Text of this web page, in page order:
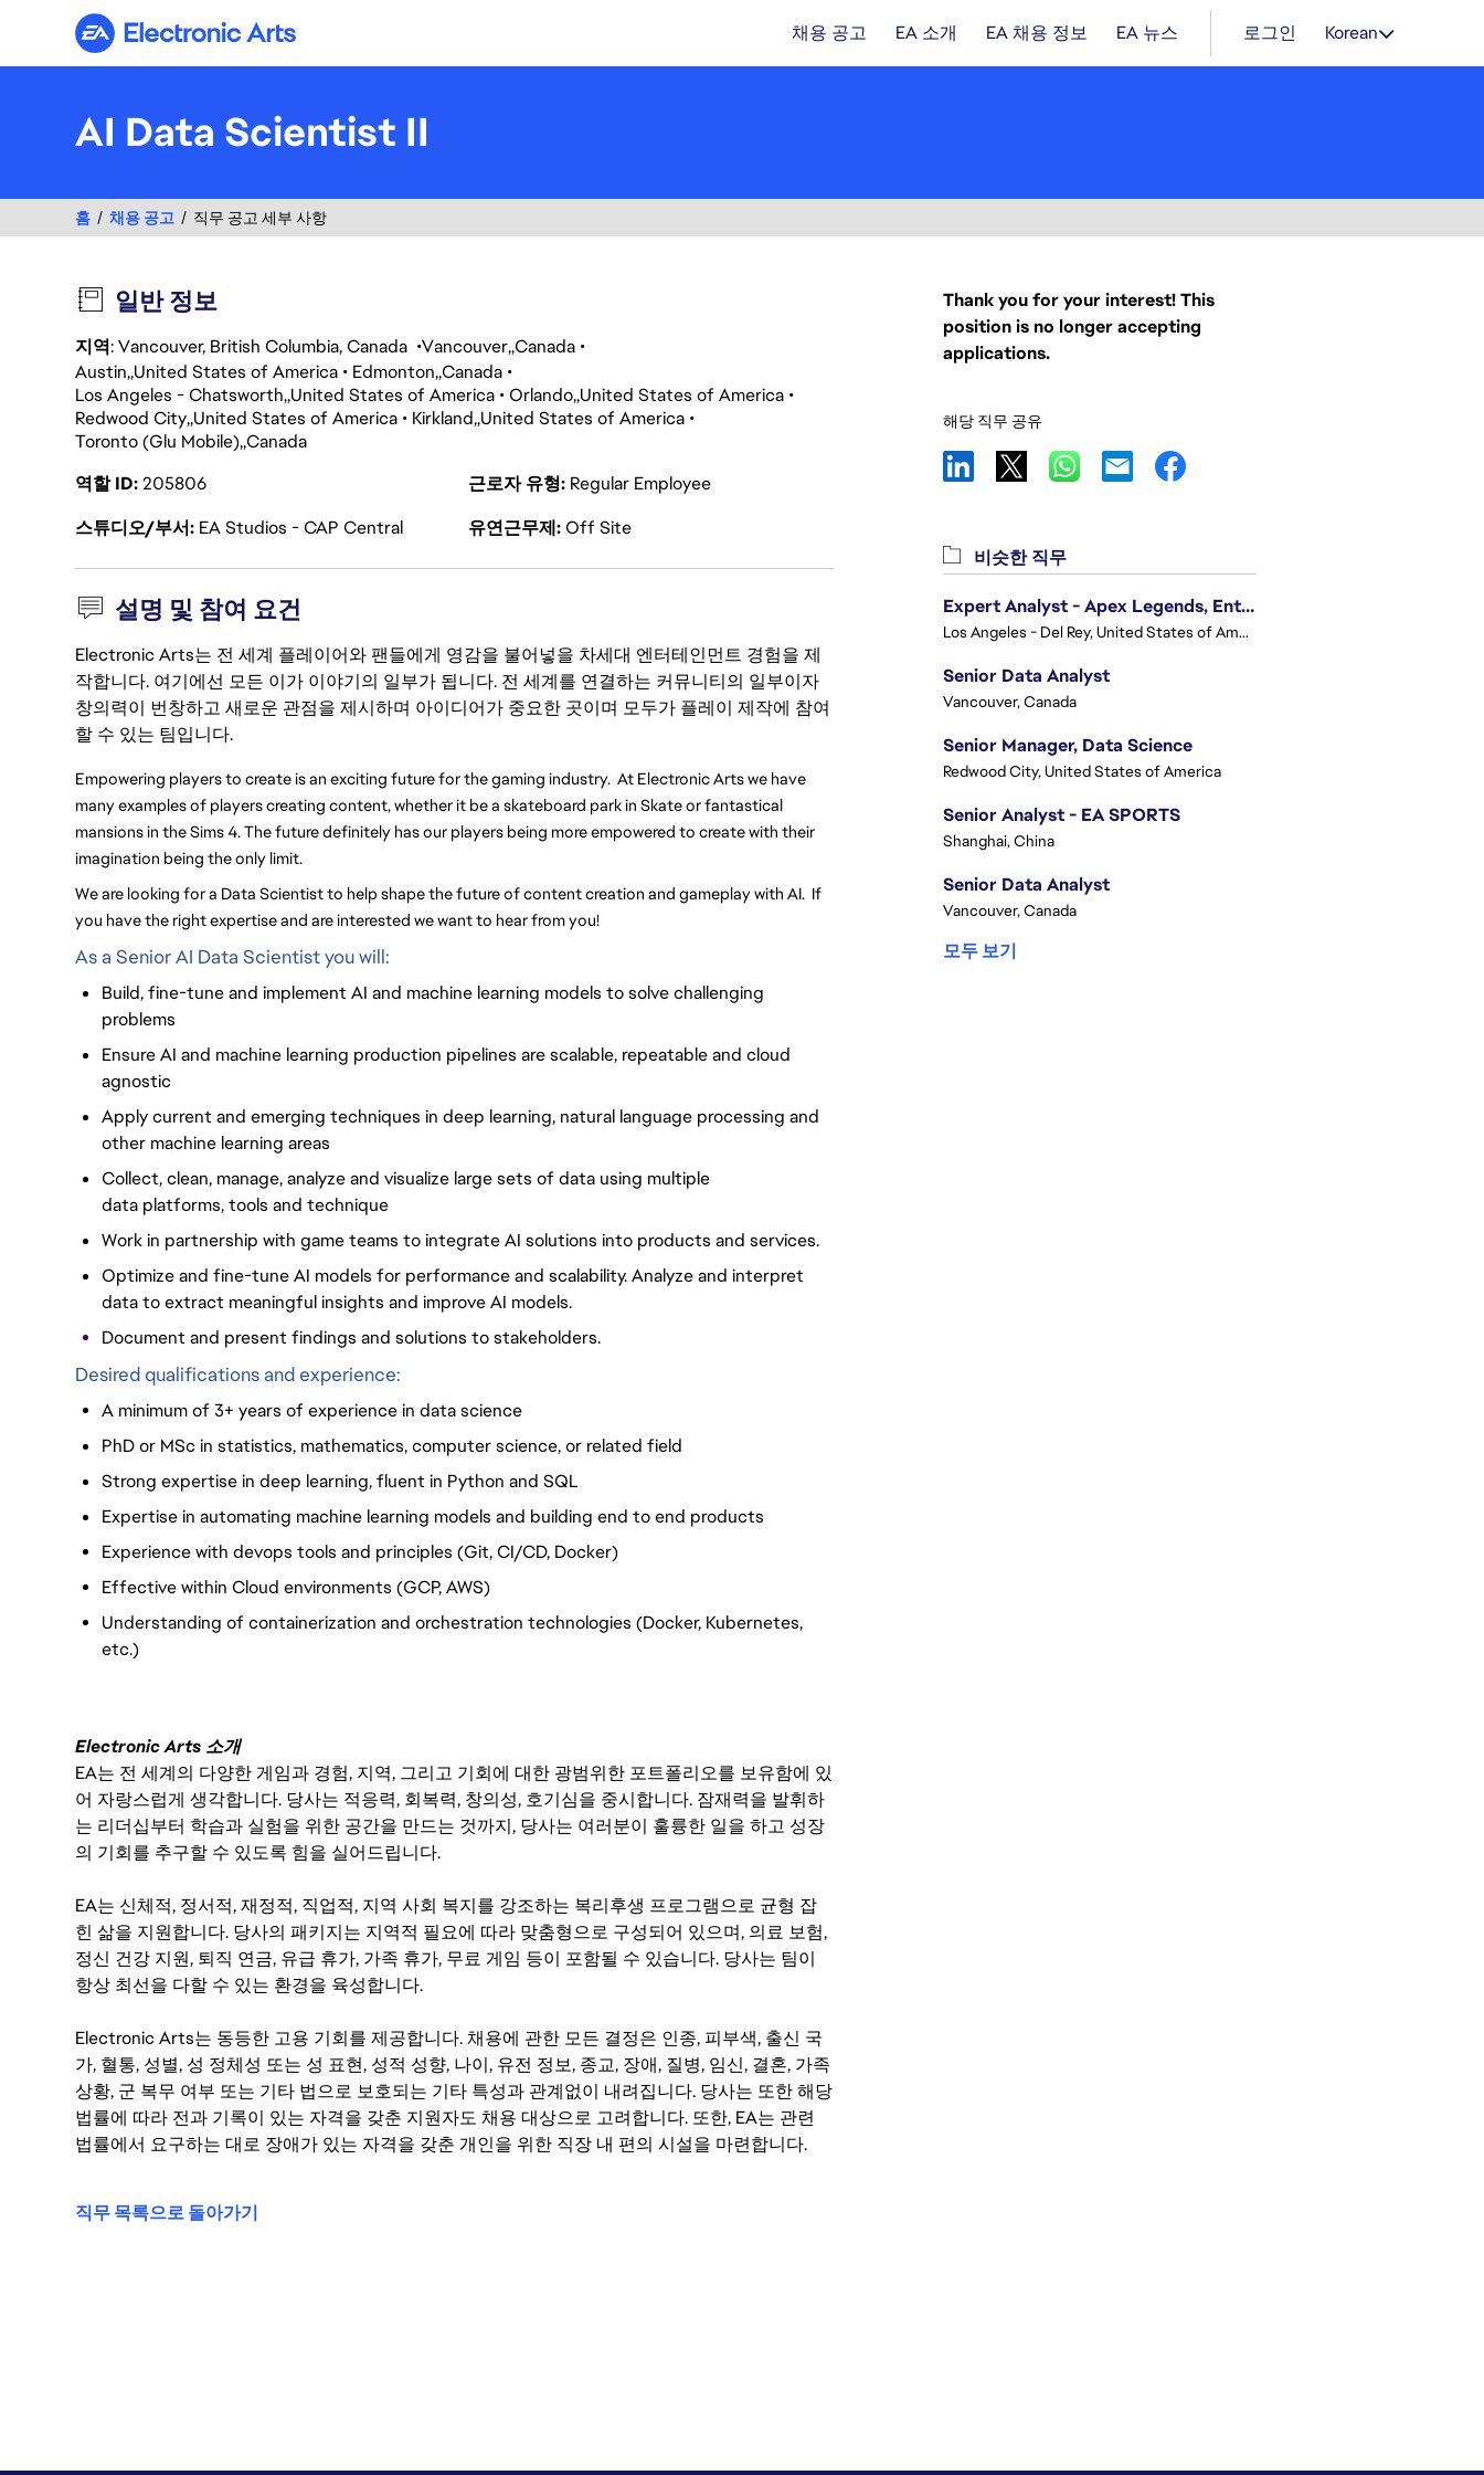
Electronic Arts 채용 공고 EA 소개 EA 채용 정보 EA 뉴스 로그인 Korean
AI Data Scientist II
홈 채용 공고 직무 공고 세부 사항
일반 정보
지역: Vancouver, British Columbia, Canada Vancouver Canada
Austin United States of America Edmonton Canada
Los Angeles - Chatsworth United States of America Orlando United States of America
Redwood City United States of America Kirkland United States of America
Toronto (Glu Mobile) Canada
역할 ID205806 근로자 유형 Regular Employee
스튜디오/부서 EA Studios - CAP Central 유연근무제 Off Site
설명 및 참여 요건
Electronic Arts는 전 세계 플레이어와 팬들에게 영감을 불어넣을 차세대 엔터테인먼트 경험을 제
작합니다. 여기에선 모든 이가 이야기의 일부가 됩니다. 전 세계를 연결하는 커뮤니티의 일부이자
창의력이 번창하고 새로운 관점을 제시하며 아이디어가 중요한 곳이며 모두가 플레이 제작에 참여
할 수 있는 팀입니다.
Empowering players to create is an exciting future for the gaming industry. At Electronic Arts we have
many examples of players creating content, whether it be a skateboard park in Skate or fantastical
mansions in the Sims 4. The future definitely has our players being more empowered to create with their
imagination being the only limit.
We are looking for a Data Scientist to help shape the future of content creation and gameplay with AI. If
you have the right expertise and are interested we want to hear from you!
As a Senior AI Data Scientist you will:
Build, fine-tune and implement AI and machine learning models to solve challenging
problems
Ensure AI and machine learning production pipelines are scalable, repeatable and cloud
agnostic
Apply current and emerging techniques in deep learning, natural language processing and
other machine learning areas
Collect, clean, manage, analyze and visualize large sets of data using multiple
data platforms, tools and technique
Work in partnership with game teams to integrate AI solutions into products and services.
Optimize and fine-tune AI models for performance and scalability. Analyze and interpret
data to extract meaningful insights and improve AI models.
Document and present findings and solutions to stakeholders.
Desired qualifications and experience:
A minimum of 3+ years of experience in data science
PhD or MSc in statistics, mathematics, computer science, or related field
Strong expertise in deep learning, fluent in Python and SQL
Expertise in automating machine learning models and building end to end products
Experience with devops tools and principles (Git, CI/CD, Docker)
Effective within Cloud environments (GCP, AWS)
Understanding of containerization and orchestration technologies (Docker, Kubernetes,
etc.)
Electronic Arts 소개
EA는 전 세계의 다양한 게임과 경험, 지역, 그리고 기회에 대한 광범위한 포트폴리오를 보유함에 있
어 자랑스럽게 생각합니다. 당사는 적응력, 회복력, 창의성, 호기심을 중시합니다. 잠재력을 발휘하
는 리더십부터 학습과 실험을 위한 공간을 만드는 것까지, 당사는 여러분이 훌륭한 일을 하고 성장
의 기회를 추구할 수 있도록 힘을 실어드립니다.
EA는 신체적, 정서적, 재정적, 직업적, 지역 사회 복지를 강조하는 복리후생 프로그램으로 균형 잡
힌 삶을 지원합니다. 당사의 패키지는 지역적 필요에 따라 맞춤형으로 구성되어 있으며, 의료 보험,
정신 건강 지원, 퇴직 연금, 유급 휴가, 가족 휴가, 무료 게임 등이 포함될 수 있습니다. 당사는 팀이
항상 최선을 다할 수 있는 환경을 육성합니다.
Electronic Arts는 동등한 고용 기회를 제공합니다. 채용에 관한 모든 결정은 인종, 피부색, 출신 국
가, 혈통, 성별, 성 정체성 또는 성 표현, 성적 성향, 나이, 유전 정보, 종교, 장애, 질병, 임신, 결혼, 가족
상황, 군 복무 여부 또는 기타 법으로 보호되는 기타 특성과 관계없이 내려집니다. 당사는 또한 해당
법률에 따라 전과 기록이 있는 자격을 갖춘 지원자도 채용 대상으로 고려합니다. 또한, EA는 관련
법률에서 요구하는 대로 장애가 있는 자격을 갖춘 개인을 위한 직장 내 편의 시설을 마련합니다.
직무 목록으로 돌아가기
Thank you for your interest! This
position is no longer accepting
applications.
해당 직무 공유
비슷한 직무
Expert Analyst - Apex Legends, Enterprise Intelligence (EI)
Los Angeles - Del Rey, United States of America
Senior Data Analyst
Vancouver, Canada
Senior Manager, Data Science
Redwood City, United States of America
Senior Analyst - EA SPORTS
Shanghai, China
Senior Data Analyst
Vancouver, Canada
모두 보기